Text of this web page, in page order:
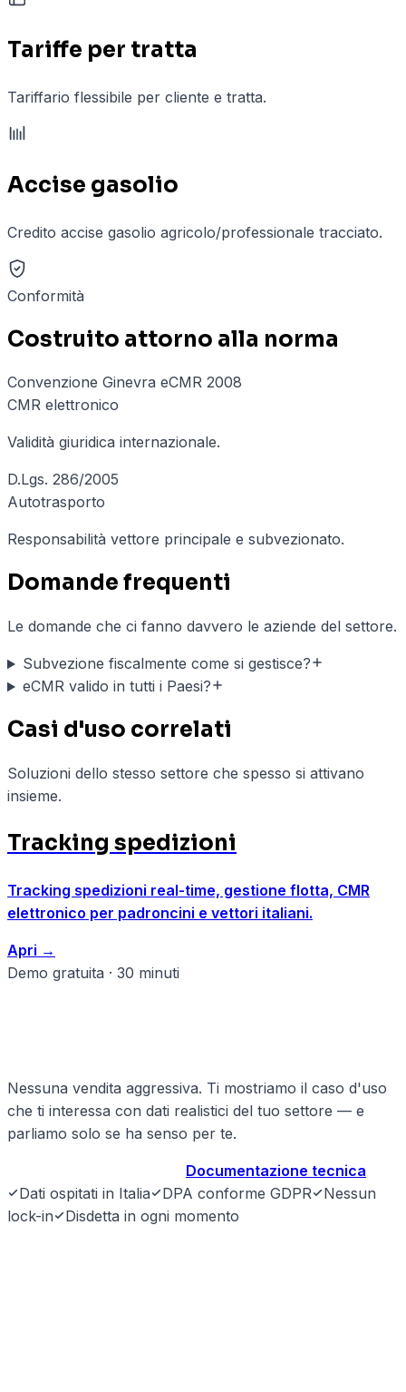
Tariffe per tratta
Tariffario flessibile per cliente e tratta.
Accise gasolio
Credito accise gasolio agricolo/professionale tracciato.
Conformità
Costruito attorno alla norma
Convenzione Ginevra eCMR 2008
CMR elettronico
Validità giuridica internazionale.
D.Lgs. 286/2005
Autotrasporto
Responsabilità vettore principale e subvezionato.
Domande frequenti
Le domande che ci fanno davvero le aziende del settore.
Subvezione fiscalmente come si gestisce?
eCMR valido in tutti i Paesi?
Casi d'uso correlati
Soluzioni dello stesso settore che spesso si attivano
insieme.
Tracking spedizioni
Tracking spedizioni real-time, gestione flotta, CMR
elettronico per padroncini e vettori italiani.
Apri →
Demo gratuita · 30 minuti
Nessuna vendita aggressiva. Ti mostriamo il caso d'uso
che ti interessa con dati realistici del tuo settore — e
parliamo solo se ha senso per te.
Documentazione tecnica
Dati ospitati in Italia
DPA conforme GDPR
Nessun
lock-in
Disdetta in ogni momento